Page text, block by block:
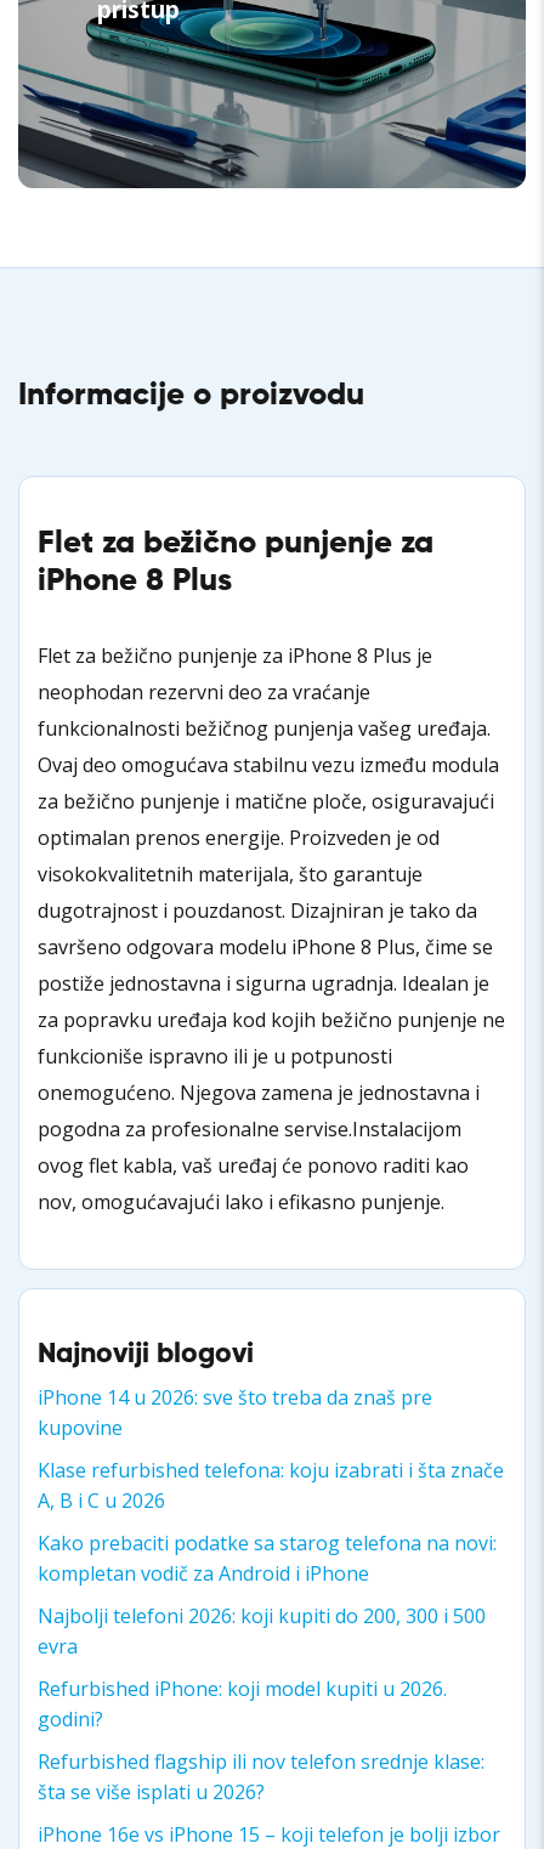
pristup
Informacije o proizvodu
Flet za bežično punjenje za
iPhone 8 Plus
Flet za bežično punjenje za iPhone 8 Plus je
neophodan rezervni deo za vraćanje
funkcionalnosti bežičnog punjenja vašeg uređaja.
Ovaj deo omogućava stabilnu vezu između modula
za bežično punjenje i matične ploče, osiguravajući
optimalan prenos energije. Proizveden je od
visokokvalitetnih materijala, što garantuje
dugotrajnost i pouzdanost. Dizajniran je tako da
savršeno odgovara modelu iPhone 8 Plus, čime se
postiže jednostavna i sigurna ugradnja. Idealan je
za popravku uređaja kod kojih bežično punjenje ne
funkcioniše ispravno ili je u potpunosti
onemogućeno. Njegova zamena je jednostavna i
pogodna za profesionalne servise.Instalacijom
ovog flet kabla, vaš uređaj će ponovo raditi kao
nov, omogućavajući lako i efikasno punjenje.
Najnoviji blogovi
iPhone 14 u 2026: sve što treba da znaš pre
kupovine
Klase refurbished telefona: koju izabrati i šta znače
A, B i C u 2026
Kako prebaciti podatke sa starog telefona na novi:
kompletan vodič za Android i iPhone
Najbolji telefoni 2026: koji kupiti do 200, 300 i 500
evra
Refurbished iPhone: koji model kupiti u 2026.
godini?
Refurbished flagship ili nov telefon srednje klase:
šta se više isplati u 2026?
iPhone 16e vs iPhone 15 – koji telefon je bolji izbor